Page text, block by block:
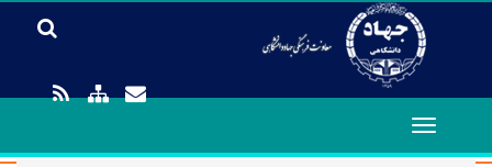
Toggle
navigation